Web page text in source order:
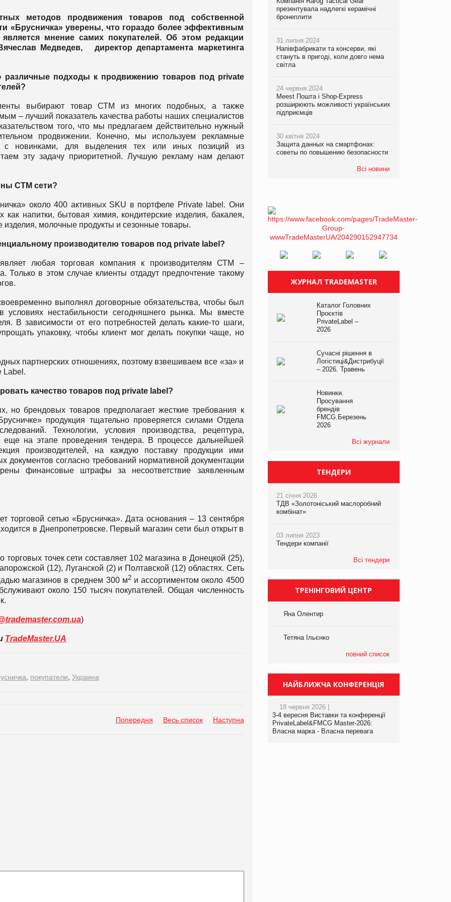
методов продвижения товаров под собственной
«Брусничка» уверены, что гораздо более эффективным
мнение самих покупателей. Об этом редакции
Медведев, директор департамента маркетинга
различные подходы к продвижению товаров под private
выбирают товар СТМ из многих подобных, а также
– лучший показатель качества работы наших специалистов
того, что мы предлагаем действительно нужный
продвижении. Конечно, мы используем рекламные
с новинками, для выделения тех или иных позиций из
эту задачу приоритетной. Лучшую рекламу нам делают
СТМ сети?
около 400 активных SKU в портфеле Private label. Они
как напитки, бытовая химия, кондитерские изделия, бакалея,
молочные продукты и сезонные товары.
производителю товаров под private label ?
любая торговая компания к производителям СТМ –
Только в этом случае клиенты отдадут предпочтение такому
выполнял договорные обязательства, чтобы был
условиях нестабильности сегодняшнего рынка. Мы вместе
В зависимости от его потребностей делать какие-то шаги,
упаковку, чтобы клиент мог делать покупки чаще, но
партнерских отношениях, поэтому взвешиваем все «за» и
Label.
качество товаров под private label ?
но брендовых товаров предполагает жесткие требования к
продукция тщательно проверяется силами Отдела
Технологии, условия производства, рецептура,
еще на этапе проведения тендера. В процессе дальнейшей
производителей, на каждую поставку продукции ими
документов согласно требований нормативной документации
финансовые штрафы за несоответствие заявленным
торговой сетью «Брусничка». Дата основания – 13 сентября
в Днепропетровске. Первый магазин сети был открыт в
точек сети составляет 102 магазина в Донецкой (25),
(12), Луганской (2) и Полтавской (12) областях. Сеть
магазинов в среднем 300 м2и ассортиментом около 4500
около 150 тысяч покупателей. Общая численность
)
TradeMaster.UA
, покупатели, Украина
Попередня Весь список Наступна
презентувала надлегкі керамічні
бронеплити
31 липня 2024
Напівфабрикати та консерви, які
стануть в пригоді, коли довго нема
світла
24 червня 2024
Meest Пошта і Shop-Express
розширюють можливості українських
підприємців
30 квітня 2024
Защита данных на смартфонах:
советы по повышению безопасности
Всі новини
ЖУРНАЛ TRADEMASTER
Каталог Головних
Проєктів
PrivateLabel –
2026
Сучасні рішення в
Логістиці&Дистрибуції
– 2026. Травень
Новинки.
Просування
брендів
FMCG.Березень
2026
Всі журнали
ТЕНДЕРИ
21 січня 2026
ТДВ «Золотоніський маслоробний
комбінат»
03 липня 2023
Тендери компанії
Всі тендери
ТРЕНІНГОВИЙ ЦЕНТР
Яна Олентир
Тетяна Ільєнко
повний список
НАЙБЛИЖЧА КОНФЕРЕНЦІЯ
18 червня 2026 |
3-4 вересня Виставки та конференції
PrivateLabel&FMCG Master-2026:
Власна марка - Власна перевага